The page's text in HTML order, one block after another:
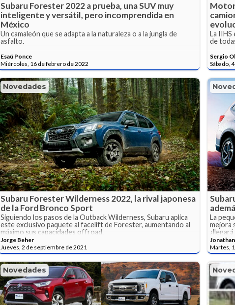
Subaru Forester 2022 a prueba, una SUV muy
inteligente y versátil, pero incomprendida en
México
Un camaleón que se adapta a la naturaleza o a la jungla de
asfalto.
Esaú Ponce
Miércoles, 16 de febrero de 2022
Motor
La IIHS
de
Sergio
Sábado,
Novedades
Subaru Forester Wilderness 2022, la rival japonesa
de la Ford Bronco Sport
Siguiendo los pasos de la Outback Wilderness, Subaru aplica
este exclusivo paquete al facelift de Forester, aumentando al
máximo sus capacidades offroad.
Jorge Beher
Jueves, 2 de septiembre de 2021
La
mejora
Martes,
Novedades